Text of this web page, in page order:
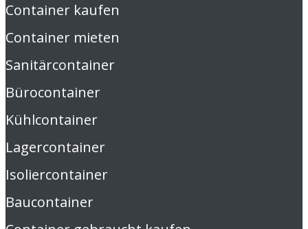
Container kaufen
Container mieten
Sanitärcontainer
Bürocontainer
Kühlcontainer
Lagercontainer
Isoliercontainer
Baucontainer